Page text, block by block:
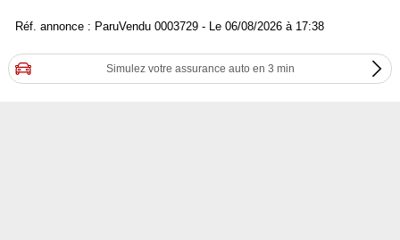
Réf. annonce : ParuVendu 0003729 - Le 06/08/2026 à 17:38
Simulez votre assurance auto en 3 min